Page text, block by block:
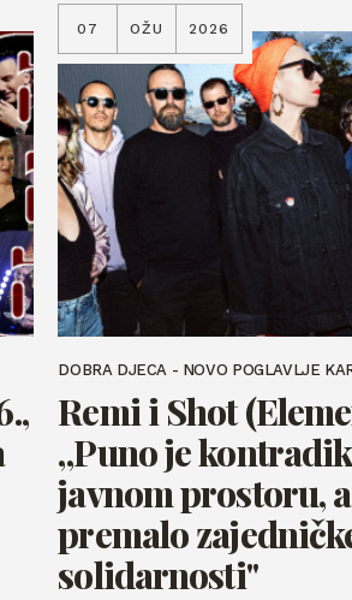
07 OŽU 2026
DOBRA DJECA - NOVO POGLAVLJE
Remi i Shot
„Puno je
javnom prostoru, a
premalo
solidarnosti"